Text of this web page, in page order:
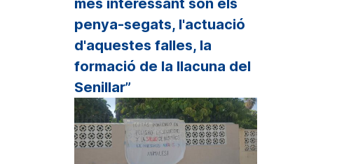
penya-segats, l'actuació
d'aquestes falles, la
formació de la llacuna del
Senillar”